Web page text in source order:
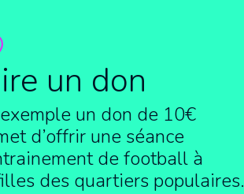
un don
un don de 10€
d’offrir une séance
de football à
des quartiers populaires.